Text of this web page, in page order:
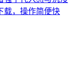
十足，能为玩家